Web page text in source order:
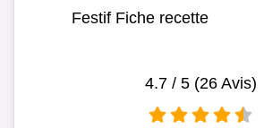
Festif Fiche recette
4.7/ 5 (26Avis)